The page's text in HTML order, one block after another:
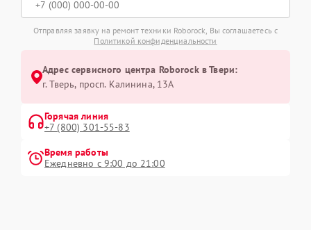
Отправляя заявку на ремонт техники Roborock, Вы соглашаетесь с
Политикой конфиденциальности
Адрес сервисного центра Roborock в Твери:
г. Тверь, просп. Калинина, 13А
Горячая линия
+7 (800) 301-55-83
Время работы
Ежедневно с 9:00 до 21:00